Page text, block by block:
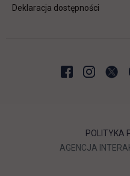
Deklaracja dostępności
POLITYKA
AGENCJA